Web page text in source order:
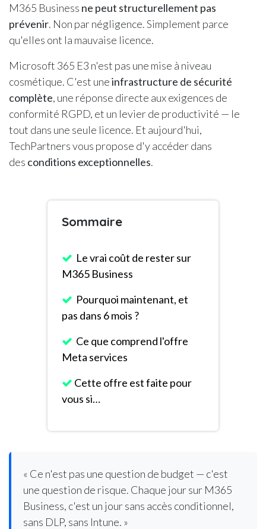
M365 Business ne peut structurellement pas
prévenir. Non par négligence. Simplement parce
qu'elles ont la mauvaise licence.
Microsoft 365 E3 n'est pas une mise à niveau
cosmétique. C'est uneinfrastructure de sécurité
complète, une réponse directe aux exigences de
conformité RGPD, et un levier de productivité — le
tout dans une seule licence. Et aujourd'hui,
TechPartners vous propose d'y accéder dans
des conditions exceptionnelles.
Sommaire
Le vrai coût de rester sur
M365 Business
Pourquoi maintenant, et
pas dans 6 mois ?
Ce que comprend l'offre
Meta services
Cette offre est faite pour
vous si…
« Ce n'est pas une question de budget — c'est
une question de risque. Chaque jour sur M365
Business, c'est un jour sans accès conditionnel,
sans DLP, sans Intune. »